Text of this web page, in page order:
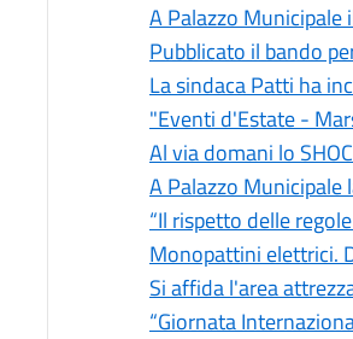
A Palazzo
Pubblicato il bando
La sindaca Patti ha
"Eventi d'Estate -
Al via domani lo
A Palazzo Municipale
“Il rispetto delle
Monopattini elettrici.
Si affida l'area
“Giornata